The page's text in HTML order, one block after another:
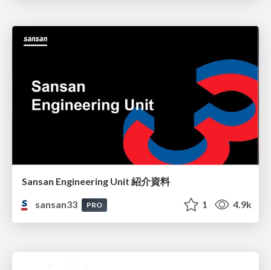
Sansan Engineering Unit 紹介資料
sansan33
PRO 1 4.9k